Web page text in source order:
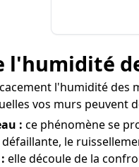
l'humidité
l'humidité des
vos murs peuvent
: ce phénomène se
le
elle découle de la